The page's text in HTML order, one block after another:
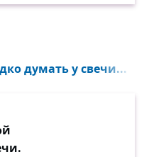
думать у свечи...